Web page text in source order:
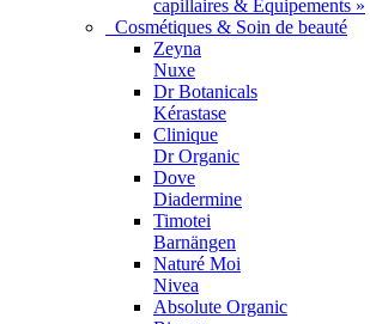
capillaires & Equipements »
Cosmétiques & Soin de beauté
Zeyna
Nuxe
Dr Botanicals
Kérastase
Clinique
Dr Organic
Dove
Diadermine
Timotei
Barnängen
Naturé Moi
Nivea
Absolute Organic